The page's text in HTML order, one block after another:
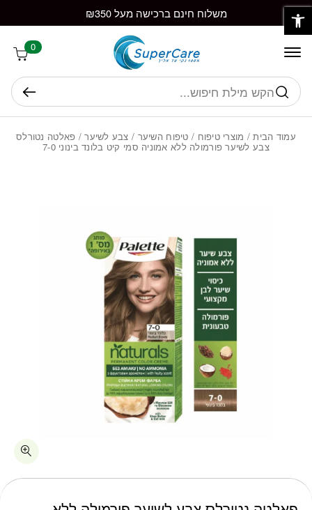
Skip to Content משלוח חינם ברכישה מעל ₪350
0
חיפוש
עמוד הבית/ מוצרי טיפוח / טיפוח השיער / צבע לשיער/ פאלטה נטורלס
צבע לשיער פורמולה ללא אמוניה סמי קיט בלונד בינוני 7-0
כמות פאלטה נטורלס צבע לשיער פורמולה ללא אמוניה סמי קיט בלונד
בחזרה למעלה
פתח סרגל נגישות